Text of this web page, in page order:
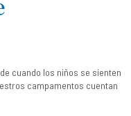
cuando los niños se sienten
campamentos cuentan